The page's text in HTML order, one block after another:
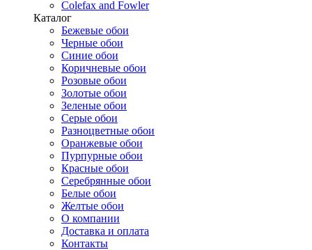
Colefax and Fowler
Каталог
Бежевые обои
Черные обои
Синие обои
Коричневые обои
Розовые обои
Золотые обои
Зеленые обои
Серые обои
Разноцветные обои
Оранжевые обои
Пурпурные обои
Красные обои
Серебрянные обои
Белые обои
Желтые обои
О компании
Доставка и оплата
Контакты